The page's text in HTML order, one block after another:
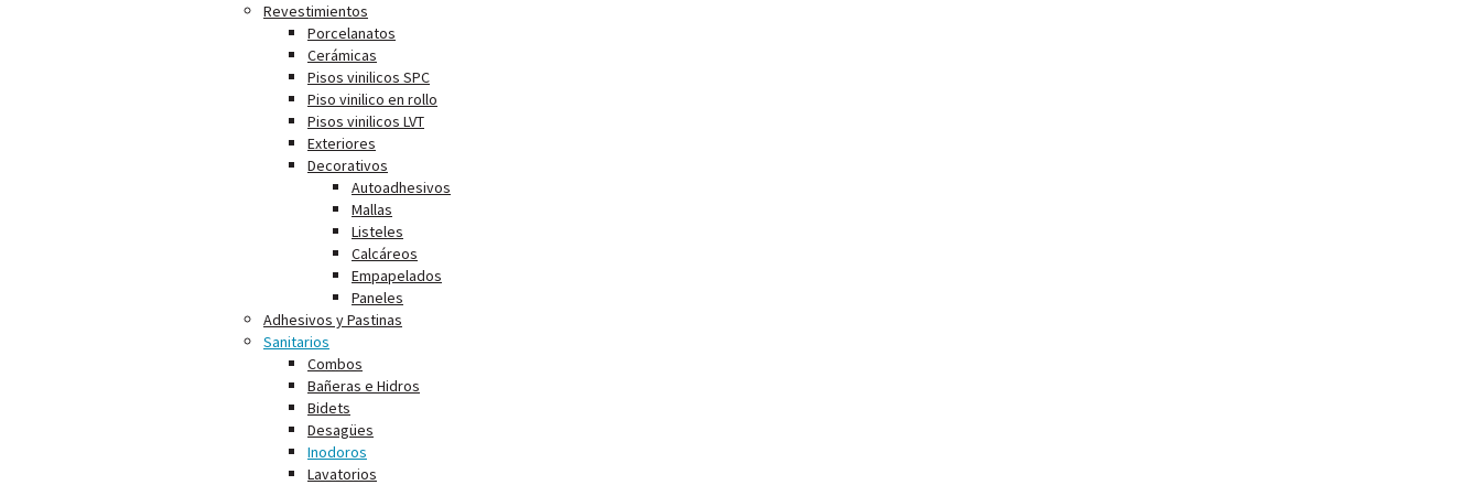
Revestimientos
Porcelanatos
Cerámicas
Pisos vinilicos SPC
Piso vinilico en rollo
Pisos vinilicos LVT
Exteriores
Decorativos
Autoadhesivos
Mallas
Listeles
Calcáreos
Empapelados
Paneles
Adhesivos y Pastinas
Sanitarios
Combos
Bañeras e Hidros
Bidets
Desagües
Inodoros
Lavatorios